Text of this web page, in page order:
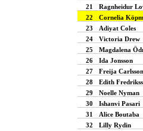
21
Ragnheidur
22
Cornelia
23
Adiyat Coles
24
Victoria Drew
25
Magdalena
26
Ida Jonsson
27
Freija Carlsson
28
Edith
29
Noelle Nyman
30
Ishanvi Pasari
31
Alice Boutaba
32
Lilly Rydin